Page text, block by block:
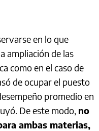
en lo que
ampliación de las
como en el caso de
de ocupar el puesto
promedio en
De este modo, no
ambas materias,